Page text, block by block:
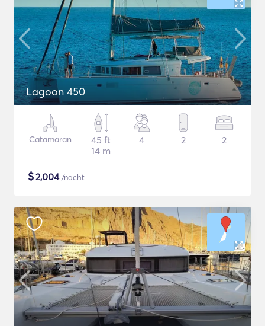
Lagoon 450
Catamaran
45 ft
14 m
4 2 2
$2,004/nacht